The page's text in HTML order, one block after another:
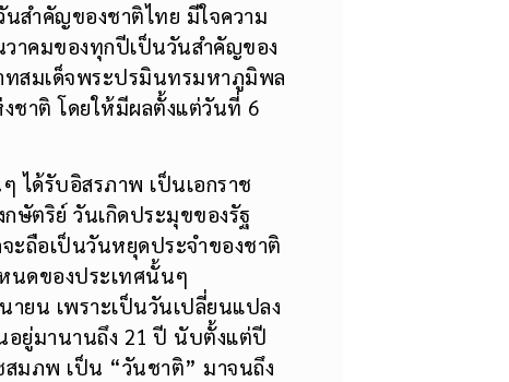
นสำคัญของชาติไทย มีใจความ
าคมของทุกปีเป็นวันสำคัญของ
สมเด็จพระปรมินทรมหาภูมิพล
ชาติ โดยให้มีผลตั้งแต่วันที่ 6
ได้รับอิสรภาพ เป็นเอกราช
ษัตริย์ วันเกิดประมุขของรัฐ
ะถือเป็นวันหยุดประจำของชาติ
นดของประเทศนั้นๆ
ยน เพราะเป็นวันเปลี่ยนแปลง
อยู่มานานถึง 21 ปี นับตั้งแต่ปี
สมภพ เป็น “วันชาติ” มาจนถึง